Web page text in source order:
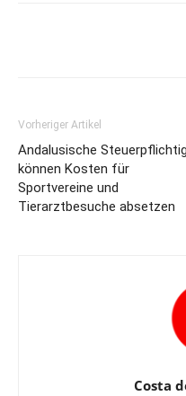
Vorheriger Artikel
Andalusische
können Kosten für
Sportvereine und
Tierarztbesuche absetzen
Costa